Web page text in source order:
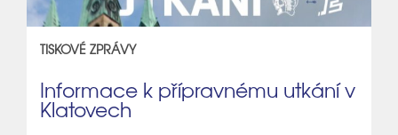
TISKOVÉ ZPRÁVY
Informace k přípravnému utkání v
Klatovech